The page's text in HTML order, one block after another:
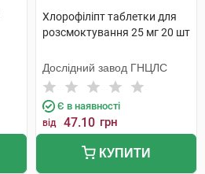
Хлорофіліпт таблетки для
розсмоктування 25 мг 20 шт
Дослідний завод ГНЦЛС
Є в наявності
від 47.10 грн
КУПИТИ